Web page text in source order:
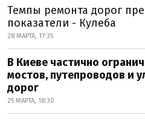
Темпы ремонта дорог
показатели - Кулеба
28 МАРТА, 17:35
В Киеве частично
мостов, путепроводов и
дорог
25 МАРТА, 18:30